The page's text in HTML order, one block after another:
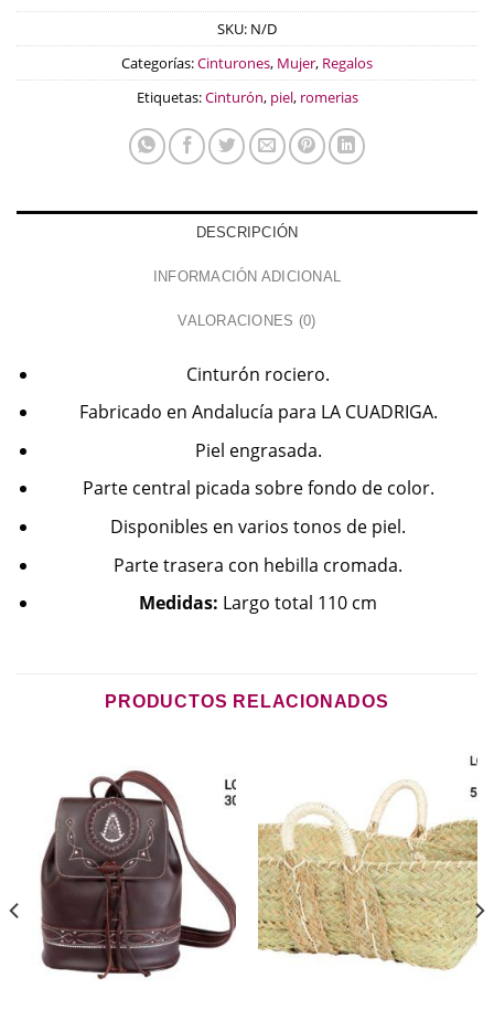
SKU: N/D
Categorías:Cinturones, Mujer, Regalos
Etiquetas:Cinturón, piel, romerias
DESCRIPCIÓN
INFORMACIÓN ADICIONAL
VALORACIONES (0)
Cinturón rociero.
Fabricado en Andalucía para LA CUADRIGA.
Piel engrasada.
Parte central picada sobre fondo de color.
Disponibles en varios tonos de piel.
Parte trasera con hebilla cromada.
Medidas: Largo total 110 cm
PRODUCTOS RELACIONADOS